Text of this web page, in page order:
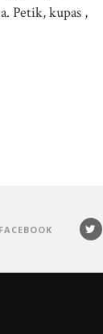
Petik, kupas ,
FACEBOOK